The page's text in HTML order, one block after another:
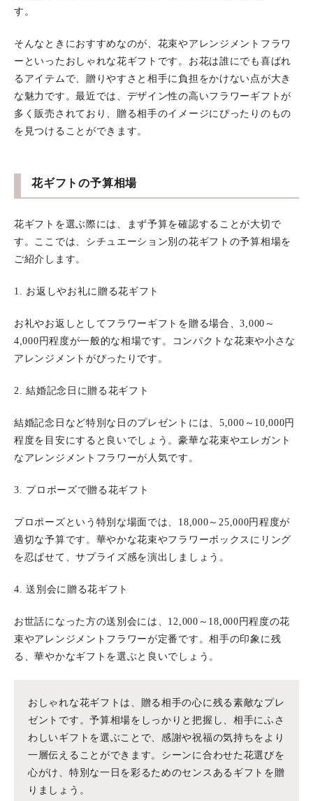
す。
そんなときにおすすめなのが、花束やアレンジメントフラワ
ーといったおしゃれな花ギフトです。お花は誰にでも喜ばれ
るアイテムで、贈りやすさと相手に負担をかけない点が大き
な魅力です。最近では、デザイン性の高いフラワーギフトが
多く販売されており、贈る相手のイメージにぴったりのもの
を見つけることができます。
花ギフトの予算相場
花ギフトを選ぶ際には、まず予算を確認することが大切で
す。ここでは、シチュエーション別の花ギフトの予算相場を
ご紹介します。
1. お返しやお礼に贈る花ギフト
お礼やお返しとしてフラワーギフトを贈る場合、3,000～
4,000円程度が一般的な相場です。コンパクトな花束や小さな
アレンジメントがぴったりです。
2. 結婚記念日に贈る花ギフト
結婚記念日など特別な日のプレゼントには、5,000～10,000円
程度を目安にすると良いでしょう。豪華な花束やエレガント
なアレンジメントフラワーが人気です。
3. プロポーズで贈る花ギフト
プロポーズという特別な場面では、18,000～25,000円程度が
適切な予算です。華やかな花束やフラワーボックスにリング
を忍ばせて、サプライズ感を演出しましょう。
4. 送別会に贈る花ギフト
お世話になった方の送別会には、12,000～18,000円程度の花
束やアレンジメントフラワーが定番です。相手の印象に残
る、華やかなギフトを選ぶと良いでしょう。
おしゃれな花ギフトは、贈る相手の心に残る素敵なプレ
ゼントです。予算相場をしっかりと把握し、相手にふさ
わしいギフトを選ぶことで、感謝や祝福の気持ちをより
一層伝えることができます。シーンに合わせた花選びを
心がけ、特別な一日を彩るためのセンスあるギフトを贈
りましょう。